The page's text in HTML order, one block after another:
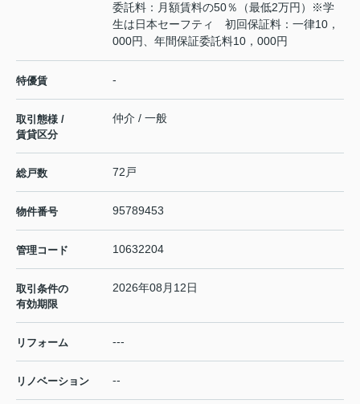
委託料：月額賃料の50％（最低2万円）※学
生は日本セーフティ 初回保証料：一律10，
000円、年間保証委託料10，000円
特優賃 -
取引態様 /
賃貸区分
仲介 / 一般
総戸数 72戸
物件番号 95789453
管理コード 10632204
取引条件の
有効期限
2026年08月12日
リフォーム ---
リノベーション --